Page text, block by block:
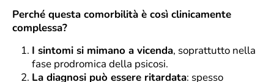
Perché questa comorbilità è così clinicamente
complessa?
I sintomi si mimano a vicenda, soprattutto nella
fase prodromica della psicosi.
La diagnosi può essere ritardata: spesso